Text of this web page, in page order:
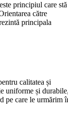
principiul care stă
către
principala
calitatea și
uniforme și
pe care le urmărim